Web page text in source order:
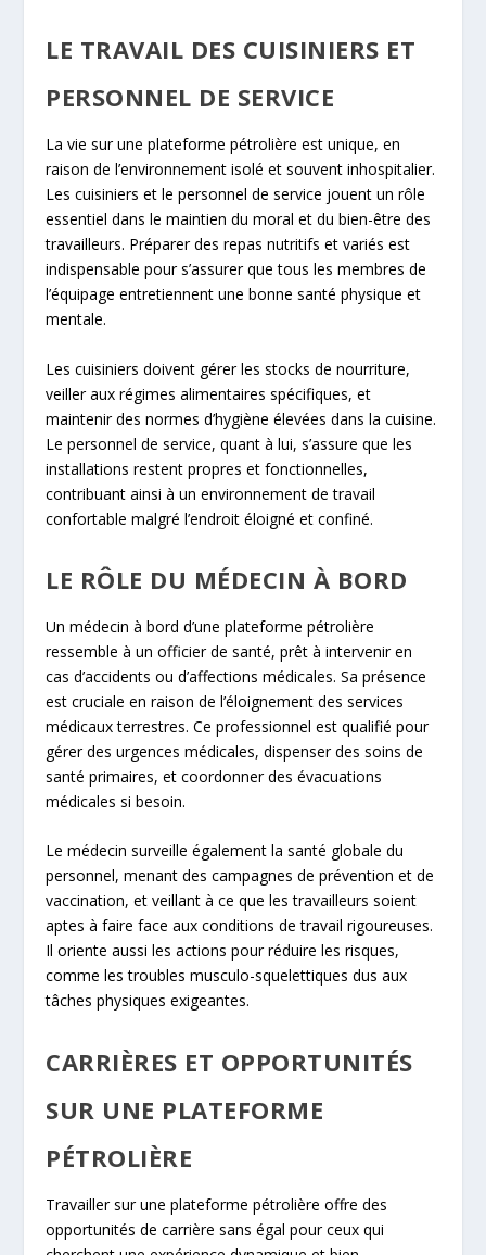
LE TRAVAIL DES CUISINIERS ET
PERSONNEL DE SERVICE
La vie sur une plateforme pétrolière est unique, en
raison de l’environnement isolé et souvent inhospitalier.
Les cuisiniers et le personnel de service jouent un rôle
essentiel dans le maintien du moral et du bien-être des
travailleurs. Préparer des repas nutritifs et variés est
indispensable pour s’assurer que tous les membres de
l’équipage entretiennent une bonne santé physique et
mentale.
Les cuisiniers doivent gérer les stocks de nourriture,
veiller aux régimes alimentaires spécifiques, et
maintenir des normes d’hygiène élevées dans la cuisine.
Le personnel de service, quant à lui, s’assure que les
installations restent propres et fonctionnelles,
contribuant ainsi à un environnement de travail
confortable malgré l’endroit éloigné et confiné.
LE RÔLE DU MÉDECIN À BORD
Un médecin à bord d’une plateforme pétrolière
ressemble à un officier de santé, prêt à intervenir en
cas d’accidents ou d’affections médicales. Sa présence
est cruciale en raison de l’éloignement des services
médicaux terrestres. Ce professionnel est qualifié pour
gérer des urgences médicales, dispenser des soins de
santé primaires, et coordonner des évacuations
médicales si besoin.
Le médecin surveille également la santé globale du
personnel, menant des campagnes de prévention et de
vaccination, et veillant à ce que les travailleurs soient
aptes à faire face aux conditions de travail rigoureuses.
Il oriente aussi les actions pour réduire les risques,
comme les troubles musculo-squelettiques dus aux
tâches physiques exigeantes.
CARRIÈRES ET OPPORTUNITÉS
SUR UNE PLATEFORME
PÉTROLIÈRE
Travailler sur une plateforme pétrolière offre des
opportunités de carrière sans égal pour ceux qui